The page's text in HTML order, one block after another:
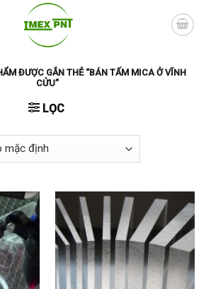
ĐƯỢC GẮN THẺ “BÁN TẤM MICA Ở VĨNH
CỬU”
LỌC